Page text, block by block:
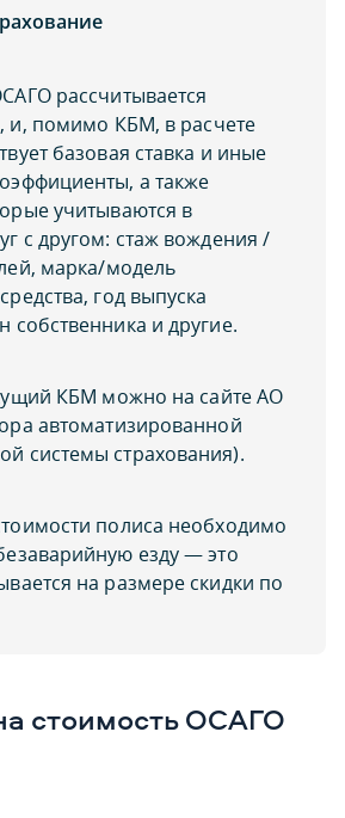
рассчитывается
и, помимо КБМ, в расчете
базовая ставка и иные
а также
учитываются в
с другом: стаж вождения /
марка/модель
год выпуска
и другие.
КБМ можно на сайте АО
автоматизированной
системы страхования).
полиса необходимо
езду — это
на размере скидки по
стоимость ОСАГО